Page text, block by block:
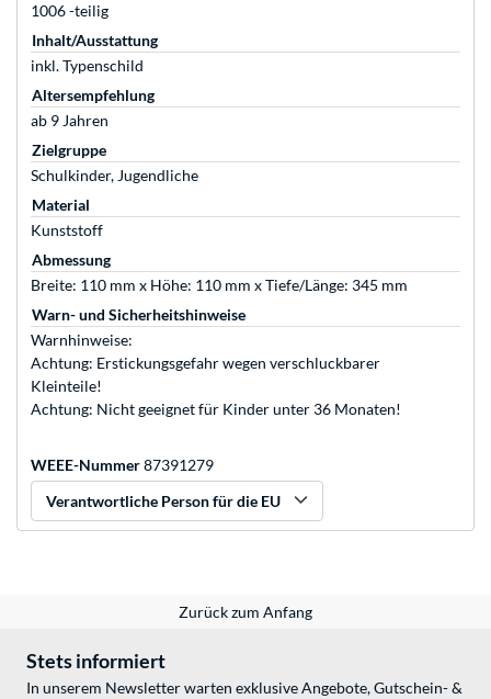
1006 -teilig
Inhalt/Ausstattung
inkl. Typenschild
Altersempfehlung
ab 9 Jahren
Zielgruppe
Schulkinder, Jugendliche
Material
Kunststoff
Abmessung
Breite: 110 mm x Höhe: 110 mm x Tiefe/Länge: 345 mm
Warn- und Sicherheitshinweise
Warnhinweise:
Achtung: Erstickungsgefahr wegen verschluckbarer
Kleinteile!
Achtung: Nicht geeignet für Kinder unter 36 Monaten!
WEEE-Nummer87391279
Verantwortliche Person für die EU
Zurück zum Anfang
Stets informiert
In unserem Newsletter warten exklusive Angebote, Gutschein- &